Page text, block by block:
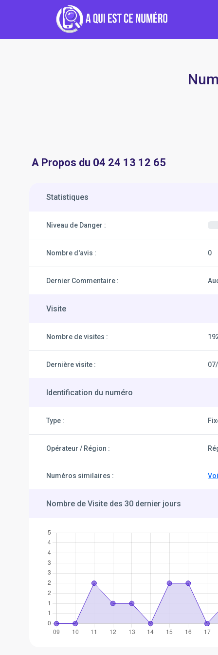
A Propos du 04 24 13 12 65
Statistiques
Niveau de Danger :
Nombre d'avis : 0
Dernier Commentaire :
Visite
Nombre de visites :
Dernière visite :
Identification du numéro
Type :
Opérateur / Région :
Numéros similaires :
Nombre de Visite des 30 dernier jours